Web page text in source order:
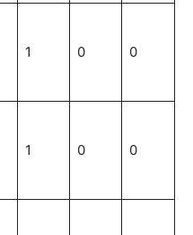
1 0 0
1 0 0